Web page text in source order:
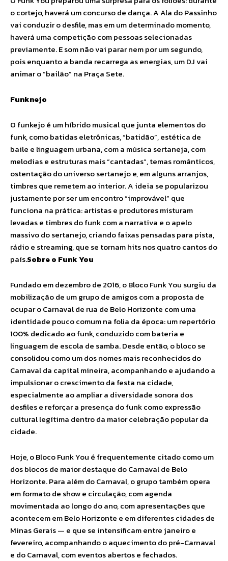
o cortejo, haverá um concurso de dança. A Ala do Passinho
vai conduzir o desfile, mas em um determinado momento,
haverá uma competição com pessoas selecionadas
previamente. E som não vai parar nem por um segundo,
pois enquanto a banda recarrega as energias, um DJ vai
animar o “bailão” na Praça Sete.
Funknejo
O funkejo é um híbrido musical que junta elementos do
funk, como batidas eletrônicas, “batidão”, estética de
baile e linguagem urbana, com a música sertaneja, com
melodias e estruturas mais “cantadas”, temas românticos,
ostentação do universo sertanejo e, em alguns arranjos,
timbres que remetem ao interior. A ideia se popularizou
justamente por ser um encontro “improvável” que
funciona na prática: artistas e produtores misturam
levadas e timbres do funk com a narrativa e o apelo
massivo do sertanejo, criando faixas pensadas para pista,
rádio e streaming, que se tornam hits nos quatro cantos do
país.Sobre o Funk You
Fundado em dezembro de 2016, o Bloco Funk You surgiu da
mobilização de um grupo de amigos com a proposta de
ocupar o Carnaval de rua de Belo Horizonte com uma
identidade pouco comum na folia da época: um repertório
100% dedicado ao funk, conduzido com bateria e
linguagem de escola de samba. Desde então, o bloco se
consolidou como um dos nomes mais reconhecidos do
Carnaval da capital mineira, acompanhando e ajudando a
impulsionar o crescimento da festa na cidade,
especialmente ao ampliar a diversidade sonora dos
desfiles e reforçar a presença do funk como expressão
cultural legítima dentro da maior celebração popular da
cidade.
Hoje, o Bloco Funk You é frequentemente citado como um
dos blocos de maior destaque do Carnaval de Belo
Horizonte. Para além do Carnaval, o grupo também opera
em formato de show e circulação, com agenda
movimentada ao longo do ano, com apresentações que
acontecem em Belo Horizonte e em diferentes cidades de
Minas Gerais — e que se intensificam entre janeiro e
fevereiro, acompanhando o aquecimento do pré-Carnaval
e do Carnaval, com eventos abertos e fechados.